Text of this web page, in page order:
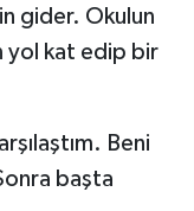
gider. Okulun
yol kat edip bir
Beni
başta